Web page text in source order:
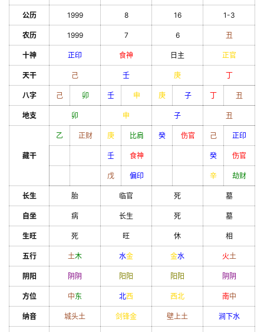
公历 1999 8 16 1-3
农历 1999 7 6 丑
十神 正印 食神 日主 正官
天干 己 壬 庚 丁
八字 己 卯 壬 申 庚 子 丁 丑
地支 卯 申 子 丑
藏干
乙 正财 庚 比肩 癸 伤官 己 正印
壬 食神 癸 伤官
戊 偏印 辛 劫财
长生 胎 临官 死 墓
自坐 病 长生 死 墓
生旺 死 旺 休 相
五行 土木 水金 金水 火土
阴阳 阴 阴 阳 阳 阳 阳 阴 阴
方位 中东 北西 西北 南中
纳音 城头土 剑锋金 壁上土 涧下水